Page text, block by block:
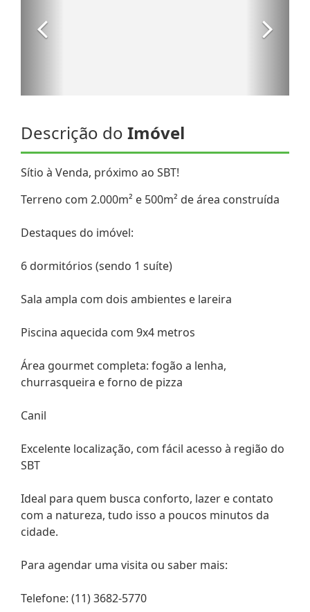
Descrição do Imóvel
Sítio à Venda, próximo ao SBT!
Terreno com 2.000m² e 500m² de área construída
Destaques do imóvel:
6 dormitórios (sendo 1 suíte)
Sala ampla com dois ambientes e lareira
Piscina aquecida com 9x4 metros
Área gourmet completa: fogão a lenha,
churrasqueira e forno de pizza
Canil
Excelente localização, com fácil acesso à região do
SBT
Ideal para quem busca conforto, lazer e contato
com a natureza, tudo isso a poucos minutos da
cidade.
Para agendar uma visita ou saber mais:
Telefone: (11) 3682-5770